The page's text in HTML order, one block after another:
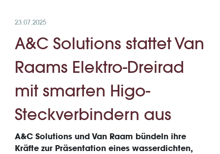
23.07.2025
A&C Solutions stattet Van
Raams Elektro-Dreirad
mit smarten Higo-
Steckverbindern aus
A&C Solutions und Van Raam bündeln ihre
Kräfte zur Präsentation eines wasserdichten,